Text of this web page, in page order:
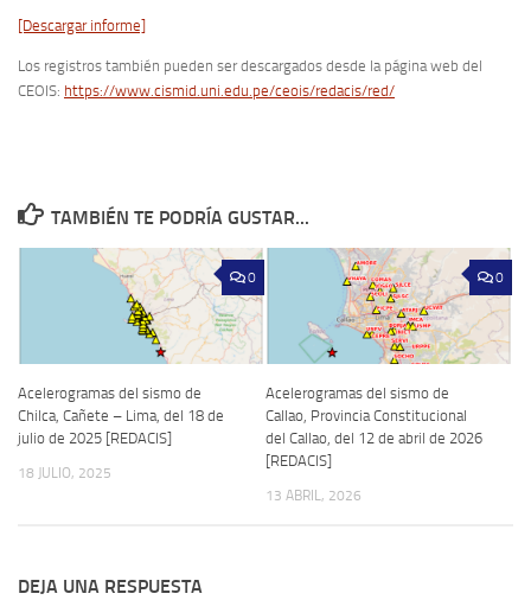
[Descargar informe]
Los registros también pueden ser descargados desde la página web del
CEOIS: https://www.cismid.uni.edu.pe/ceois/redacis/red/
TAMBIÉN TE PODRÍA GUSTAR...
0
Acelerogramas del sismo de
Chilca, Cañete – Lima, del 18 de
julio de 2025 [REDACIS]
18 JULIO, 2025
0
Acelerogramas del sismo de
Callao, Provincia Constitucional
del Callao, del 12 de abril de 2026
[REDACIS]
13 ABRIL, 2026
DEJA UNA RESPUESTA